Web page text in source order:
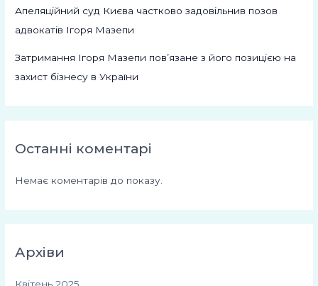
Апеляційний суд Києва частково задовільнив позов
адвокатів Ігоря Мазепи
Затримання Ігоря Мазепи пов’язане з його позицією на
захист бізнесу в України
Останні коментарі
Немає коментарів до показу.
Архіви